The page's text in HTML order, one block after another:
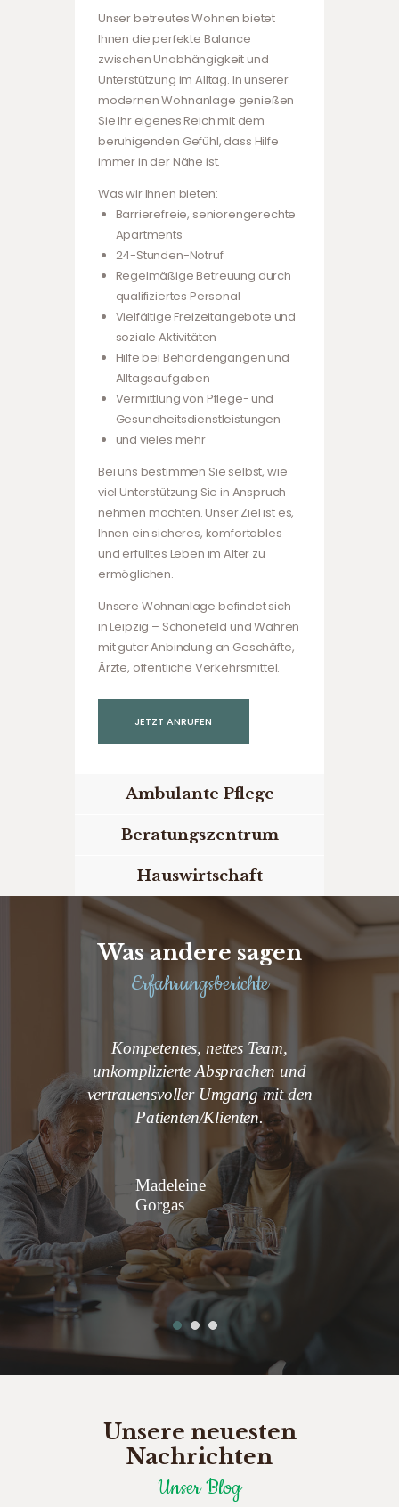
Unser betreutes Wohnen bietet
Ihnen die perfekte Balance
zwischen Unabhängigkeit und
Unterstützung im Alltag. In unserer
modernen Wohnanlage genießen
Sie Ihr eigenes Reich mit dem
beruhigenden Gefühl, dass Hilfe
immer in der Nähe ist.
Was wir Ihnen bieten:
Barrierefreie, seniorengerechte
Apartments
24-Stunden-Notruf
Regelmäßige Betreuung durch
qualifiziertes Personal
Vielfältige Freizeitangebote und
soziale Aktivitäten
Hilfe bei Behördengängen und
Alltagsaufgaben
Vermittlung von Pflege- und
Gesundheitsdienstleistungen
und vieles mehr
Bei uns bestimmen Sie selbst, wie
viel Unterstützung Sie in Anspruch
nehmen möchten. Unser Ziel ist es,
Ihnen ein sicheres, komfortables
und erfülltes Leben im Alter zu
ermöglichen.
Unsere Wohnanlage befindet sich
in Leipzig – Schönefeld und Wahren
mit guter Anbindung an Geschäfte,
Ärzte, öffentliche Verkehrsmittel.
JETZT ANRUFEN
Ambulante Pflege
Beratungszentrum
Hauswirtschaft
Was andere sagen
Erfahrungsberichte
Position
Ohr
und
nur zu
Kompetentes, nettes Team,
unkomplizierte Absprachen und
vertrauensvoller Umgang mit den
Patienten/Klienten.
Madeleine
Gorgas
Das
sich gut
Unsere neuesten
Nachrichten
Unser Blog